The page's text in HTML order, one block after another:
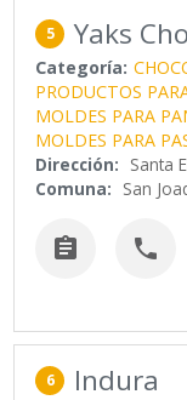
5 Yaks
Categoría:
PRODUCTOS
MOLDES PARA
MOLDES PARA
Dirección: Santa
Comuna: San
 
6 Indura